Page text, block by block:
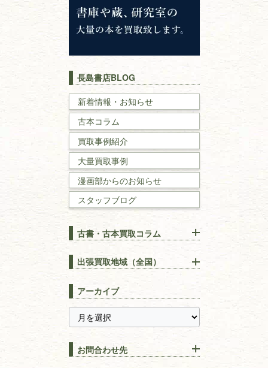
イスラム教
キリスト教
戦記・戦史
国文学・
理工書
数学書・物理学書
建築書
漢方・鍼灸・東洋医学
易学・占い
スピリチュアル・
全集・
趣味・教養
長島書店BLOG
新着情報・お知らせ
古本コラム
買取事例紹介
大量買取事例
漫画部からのお知らせ
スタッフブログ
古書・古本買取コラム
【出張買取】古本の大量買取
りOK！効率的に売る方法
長島書店の便利な買取サービ
ス
【持ち込み買取】店頭で簡単
に古本を売るメリットとは？
上手な売り方のコツを解説
出張買取地域（全国）
千葉県
神奈川県
静岡県
山梨県
新潟県
アーカイブ
お問合わせ先